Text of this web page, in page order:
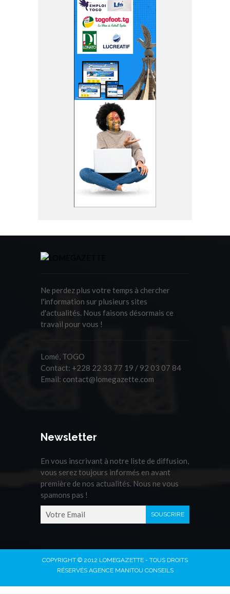
Ne perdez plus votre temps à chercher
l'information sur plusieurs sites
d'actualités. Nous faisons désormais ce
travail pour vous !
Lomé, TOGO
Contact: +228 22 33 77 19 / 92 03 07 84
Email: contact@lomegazette.com
Newsletter
En vous inscrivant à notre liste de diffusion,
vous serez toujours informés en avant
première de nos actualités. Nous ne vous
spamons pas !
COPYRIGHT © 2012 LOMEGAZETTE - TOUS DROITS
RÉSERVÉS AGENCE MANITOU CONSEILS